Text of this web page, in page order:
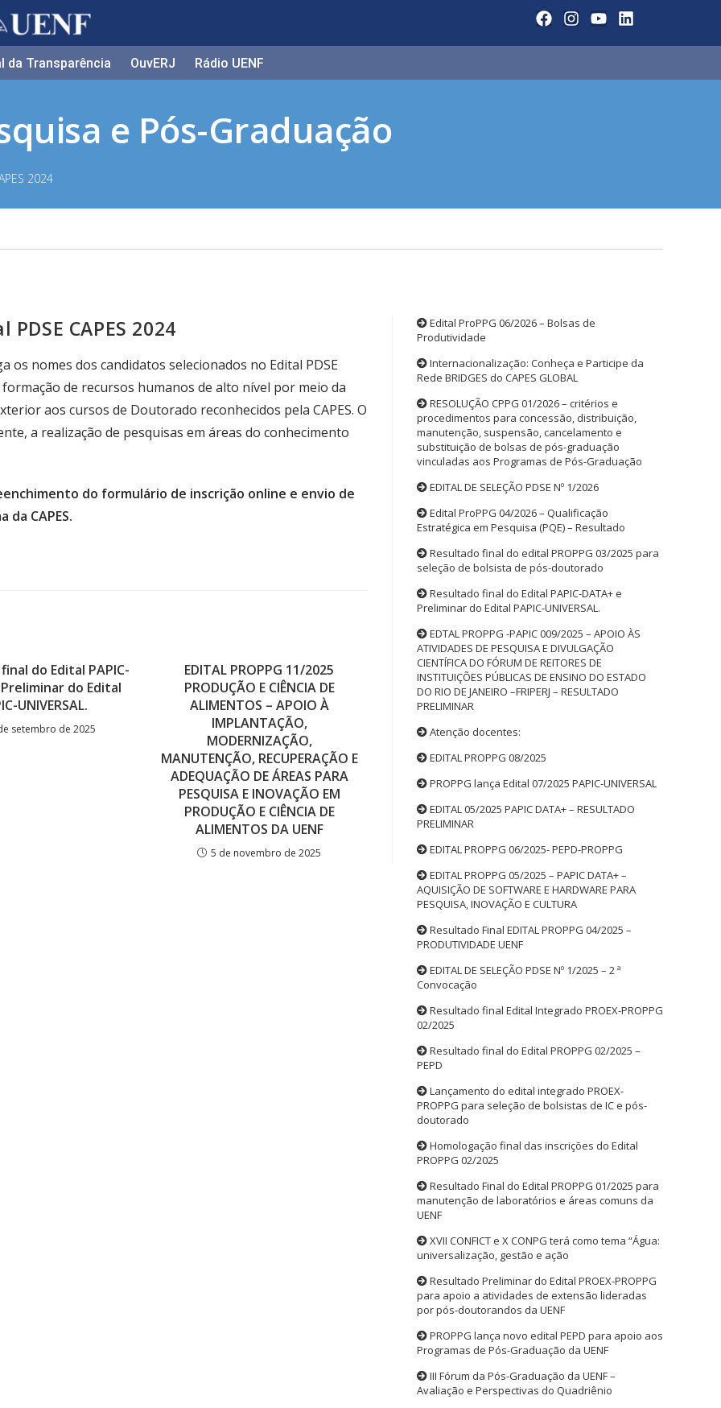
da Transparência​ OuvERJ Rádio UENF
e Pós-Graduação
2024
CAPES 2024
os nomes dos candidatos selecionados no Edital PDSE
formação de recursos humanos de alto nível por meio da
aos cursos de Doutorado reconhecidos pela CAPES. O
a realização de pesquisas em áreas do conhecimento
do formulário de inscrição online e envio de
CAPES.
do Edital PAPIC-
do Edital
UNIVERSAL.
setembro de 2025
EDITAL PROPPG 11/2025
PRODUÇÃO E CIÊNCIA DE
ALIMENTOS – APOIO À
IMPLANTAÇÃO,
MODERNIZAÇÃO,
MANUTENÇÃO, RECUPERAÇÃO E
ADEQUAÇÃO DE ÁREAS PARA
PESQUISA E INOVAÇÃO EM
PRODUÇÃO E CIÊNCIA DE
ALIMENTOS DA UENF
5 de novembro de 2025
Edital ProPPG 06/2026 – Bolsas de
Produtividade
Internacionalização: Conheça e Participe da
Rede BRIDGES do CAPES GLOBAL
RESOLUÇÃO CPPG 01/2026 – critérios e
procedimentos para concessão, distribuição,
manutenção, suspensão, cancelamento e
substituição de bolsas de pós-graduação
vinculadas aos Programas de Pós-Graduação
EDITAL DE SELEÇÃO PDSE Nº 1/2026
Edital ProPPG 04/2026 – Qualificação
Estratégica em Pesquisa (PQE) – Resultado
Resultado final do edital PROPPG 03/2025 para
seleção de bolsista de pós-doutorado
Resultado final do Edital PAPIC-DATA+ e
Preliminar do Edital PAPIC-UNIVERSAL.
EDTAL PROPPG -PAPIC 009/2025 – APOIO ÀS
ATIVIDADES DE PESQUISA E DIVULGAÇÃO
CIENTÍFICA DO FÓRUM DE REITORES DE
INSTITUIÇÕES PÚBLICAS DE ENSINO DO ESTADO
DO RIO DE JANEIRO –FRIPERJ – RESULTADO
PRELIMINAR
Atenção docentes:
EDITAL PROPPG 08/2025
PROPPG lança Edital 07/2025 PAPIC-UNIVERSAL
EDITAL 05/2025 PAPIC DATA+ – RESULTADO
PRELIMINAR
EDITAL PROPPG 06/2025- PEPD-PROPPG
EDITAL PROPPG 05/2025 – PAPIC DATA+ –
AQUISIÇÃO DE SOFTWARE E HARDWARE PARA
PESQUISA, INOVAÇÃO E CULTURA
Resultado Final EDITAL PROPPG 04/2025 –
PRODUTIVIDADE UENF
EDITAL DE SELEÇÃO PDSE Nº 1/2025 – 2 ª
Convocação
Resultado final Edital Integrado PROEX-PROPPG
02/2025
Resultado final do Edital PROPPG 02/2025 –
PEPD
Lançamento do edital integrado PROEX-
PROPPG para seleção de bolsistas de IC e pós-
doutorado
Homologação final das inscrições do Edital
PROPPG 02/2025
Resultado Final do Edital PROPPG 01/2025 para
manutenção de laboratórios e áreas comuns da
UENF
XVII CONFICT e X CONPG terá como tema “Água:
universalização, gestão e ação
Resultado Preliminar do Edital PROEX-PROPPG
para apoio a atividades de extensão lideradas
por pós-doutorandos da UENF
PROPPG lança novo edital PEPD para apoio aos
Programas de Pós-Graduação da UENF
III Fórum da Pós-Graduação da UENF –
Avaliação e Perspectivas do Quadriênio